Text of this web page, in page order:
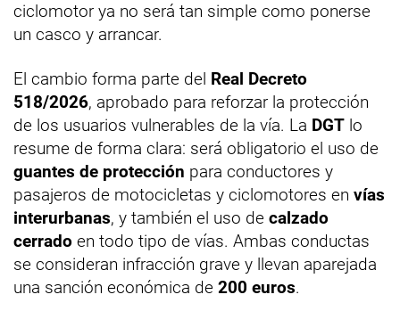
ciclomotor ya no será tan simple como ponerse
un casco y arrancar.
El cambio forma parte del Real Decreto
518/2026, aprobado para reforzar la protección
de los usuarios vulnerables de la vía. La DGT lo
resume de forma clara: será obligatorio el uso de
guantes de protección para conductores y
pasajeros de motocicletas y ciclomotores en vías
interurbanas, y también el uso de calzado
cerrado en todo tipo de vías. Ambas conductas
se consideran infracción grave y llevan aparejada
una sanción económica de 200 euros.